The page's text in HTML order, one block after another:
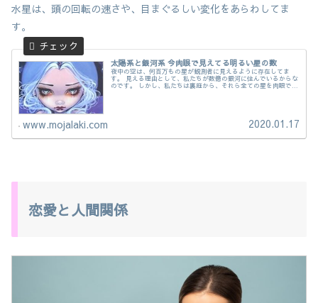
水星は、頭の回転の速さや、目まぐるしい変化をあらわしてま
す。
太陽系と銀河系 今肉眼で見えてる明るい星の数
夜中の空は、何百万もの星が観測者に見えるように存在してま
す。 見える理由として、私たちが数億の銀河に住んでいるからな
のです。 しかし、私たちは裏庭から、それら全ての星を肉眼で見
www.mojalaki.com 2020.01.17
恋愛と人間関係